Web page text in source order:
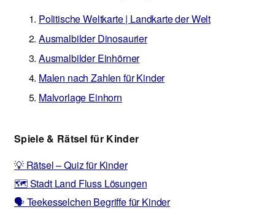
Politische Weltkarte | Landkarte der Welt
Ausmalbilder Dinosaurier
Ausmalbilder Einhörner
Malen nach Zahlen für Kinder
Malvorlage Einhorn
Spiele & Rätsel für Kinder
💡 Rätsel – Quiz für Kinder
🗺️ Stadt Land Fluss Lösungen
🗣️ Teekesselchen Begriffe für Kinder